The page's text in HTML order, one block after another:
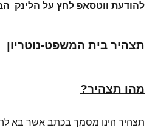
להודעת ווטסאפ לחץ על הלינק
תצהיר בית המשפט-נוטריון
מהו תצהיר?
תצהיר הינו מסמך בכתב אשר בא